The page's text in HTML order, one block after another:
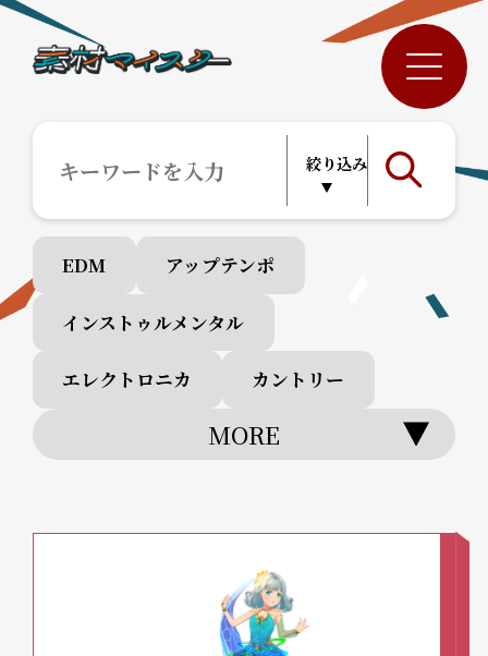
EDM アップテンポ
インストゥルメンタル
エレクトロニカ カントリー
MORE